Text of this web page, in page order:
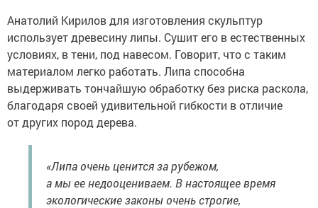
Анатолий Кирилов для изготовления скульптур
использует древесину липы. Сушит его в естественных
условиях, в тени, под навесом. Говорит, что с таким
материалом легко работать. Липа способна
выдерживать тончайшую обработку без риска раскола,
благодаря своей удивительной гибкости в отличие
от других пород дерева.
«Липа очень ценится за рубежом,
а мы ее недооцениваем. В настоящее время
экологические законы очень строгие,